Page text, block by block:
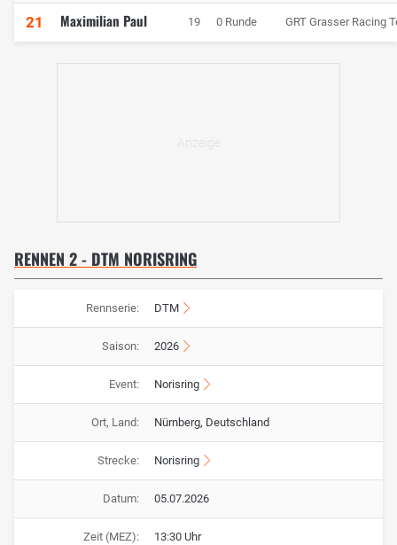
21 Maximilian Paul 19 0 Runde GRT Grasser Racing
RENNEN 2 - DTM NORISRING
Rennserie: DTM
Saison: 2026
Event: Norisring
Ort, Land: Nürnberg, Deutschland
Strecke: Norisring
Datum: 05.07.2026
Zeit (MEZ): 13:30 Uhr